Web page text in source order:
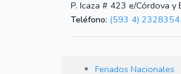
P. Icaza # 423 e/Córdova y
Teléfono: (593 4) 2328354
Feriados Nacionales